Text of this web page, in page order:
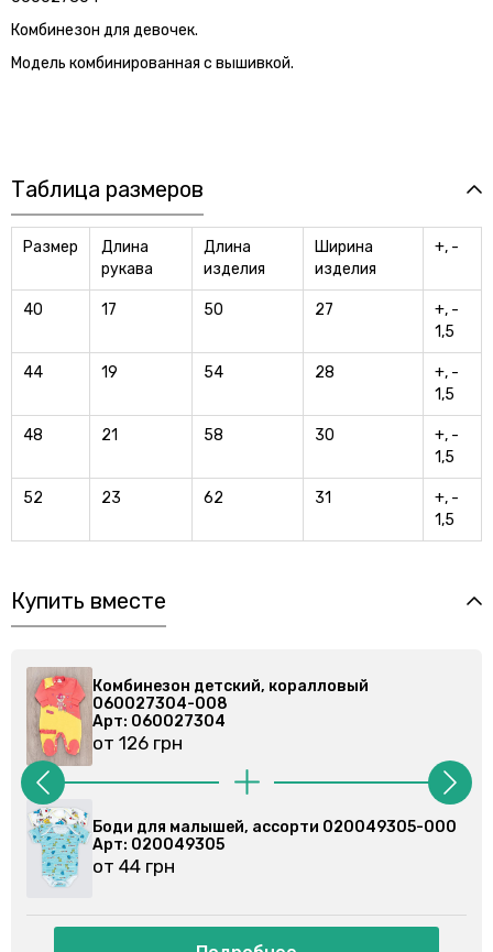
Комбинезон для девочек.
Модель комбинированная с вышивкой.
Таблица размеров
Размер
Длина
рукава
Длина
изделия
Ширина
изделия
+, -
40 17 50 27
+, -
1,5
44 19 54 28
+, -
1,5
48 21 58 30
+, -
1,5
52 23 62 31
+, -
1,5
Купить вместе
коралловый
ассорти 020049305-000
Комбинезон
Боди для